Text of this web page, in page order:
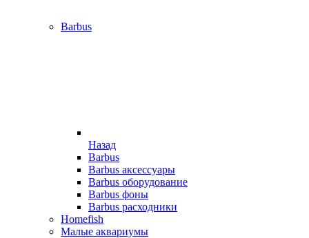
Barbus
Назад
Barbus
Barbus аксессуары
Barbus оборудование
Barbus фоны
Barbus расходники
Homefish
Малые аквариумы